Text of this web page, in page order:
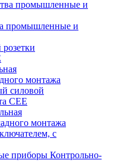
промышленные и
монтажа
силовой
CEE
монтажа
с
Контрольно-